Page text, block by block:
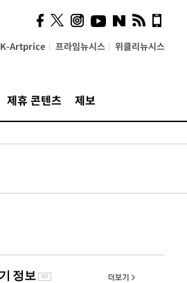
K-Artprice 프라임뉴시스 위클리뉴시스
제휴 콘텐츠 제보
시, 스마트폰 액세서리에
NFC 더했다